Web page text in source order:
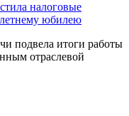
налоговые
юбилею
подвела итоги работы
отраслевой